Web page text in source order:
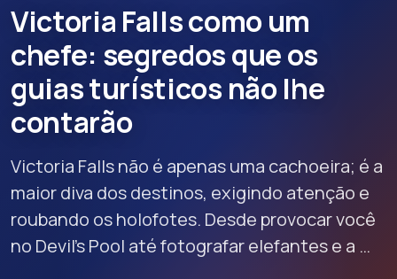
Victoria Falls como um
chefe: segredos que os
guias turísticos não lhe
contarão
Victoria Falls não é apenas uma cachoeira; é a
maior diva dos destinos, exigindo atenção e
roubando os holofotes. Desde provocar você
no Devil’s Pool até fotografar elefantes e a …